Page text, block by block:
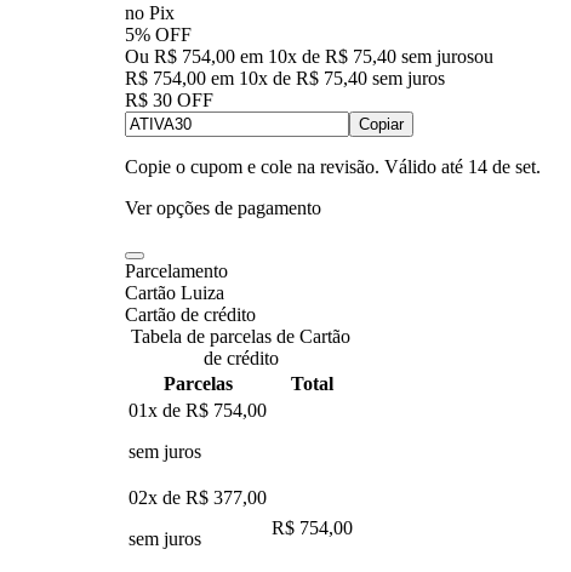
no Pix
5% OFF
Ou R$ 754,00 em 10x de R$ 75,40 sem jurosou
R$ 754,00 em 10x de R$ 75,40 sem juros
R$ 30 OFF
Copiar
Copie o cupom e cole na revisão. Válido até 14 de set.
Ver opções de pagamento
Parcelamento
Cartão Luiza
Cartão de crédito
Tabela de parcelas de Cartão
de crédito
Parcelas
Total
01x de R$ 754,00
sem juros
02x de R$ 377,00
sem juros
R$ 754,00